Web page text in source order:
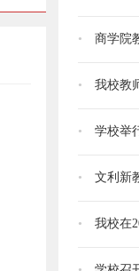
• 商学院
• 我校教
• 学校举
• 文利新
• 我校在